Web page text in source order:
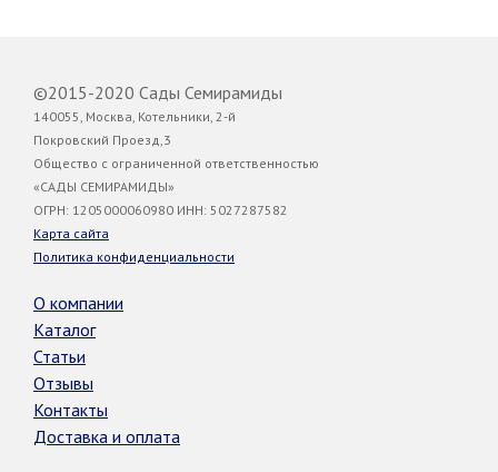
©2015-2020 Сады Семирамиды
140055, Москва, Котельники, 2-й
Покровский Проезд,3
Общество с ограниченной ответственностью
«САДЫ СЕМИРАМИДЫ»
ОГРН: 1205000060980 ИНН: 5027287582
Карта сайта
Политика конфиденциальности
О компании
Каталог
Статьи
Отзывы
Контакты
Доставка и оплата